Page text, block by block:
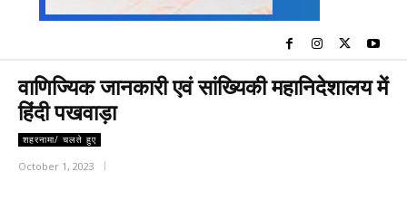
वाणिज्यिक जानकारी एवं सांख्यिकी महानिदेशालय में
हिंदी पखवाड़ा
शहरनामा/ चलते हुए
October 1, 2023